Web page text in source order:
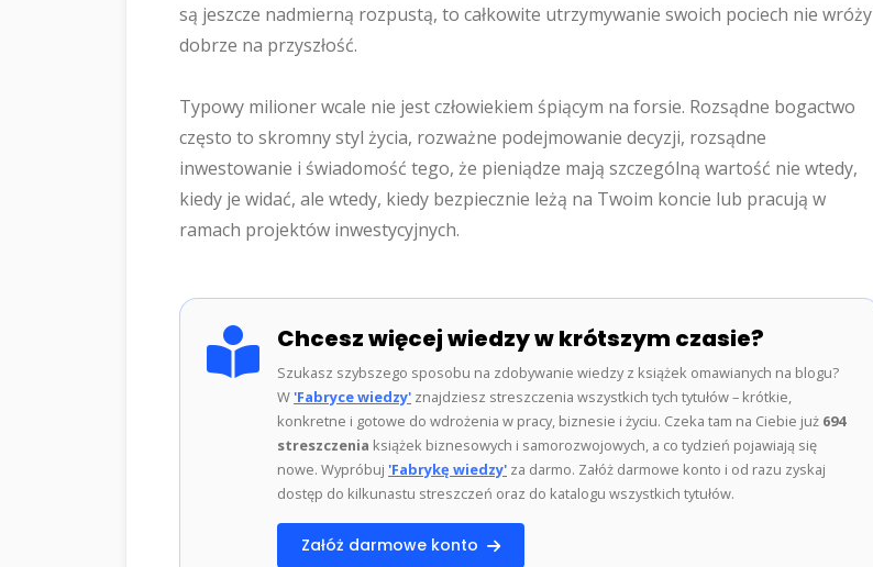
są jeszcze nadmierną rozpustą, to całkowite utrzymywanie swoich pociech nie wróży
dobrze na przyszłość.
Typowy milioner wcale nie jest człowiekiem śpiącym na forsie. Rozsądne bogactwo
często to skromny styl życia, rozważne podejmowanie decyzji, rozsądne
inwestowanie i świadomość tego, że pieniądze mają szczególną wartość nie wtedy,
kiedy je widać, ale wtedy, kiedy bezpiecznie leżą na Twoim koncie lub pracują w
ramach projektów inwestycyjnych.
Chcesz więcej wiedzy w krótszym czasie?
Szukasz szybszego sposobu na zdobywanie wiedzy z książek omawianych na blogu?
W'Fabryce wiedzy' znajdziesz streszczenia wszystkich tych tytułów – krótkie,
konkretne i gotowe do wdrożenia w pracy, biznesie i życiu. Czeka tam na Ciebie już 694
streszczenia książek biznesowych i samorozwojowych, a co tydzień pojawiają się
nowe. Wypróbuj 'Fabrykę wiedzy' za darmo. Załóż darmowe konto i od razu zyskaj
dostęp do kilkunastu streszczeń oraz do katalogu wszystkich tytułów.
Załóż darmowe konto